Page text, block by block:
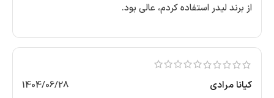
از برند لیدر استفاده کردم، عالی بود.
کیانا مرادی
1404/06/28